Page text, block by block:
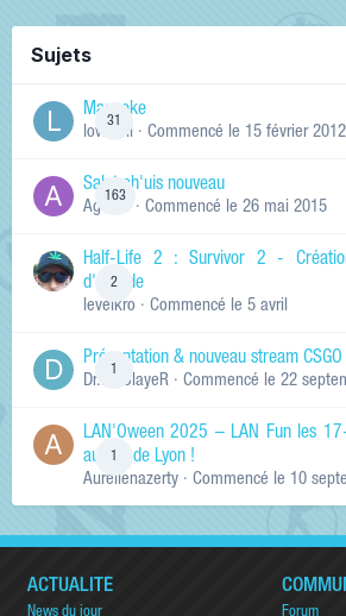
Sujets
31
Manneke
lowskill · Commencé le 15 février 2012
163
Salut ch'uis nouveau
Ag0Nie · Commencé le 26 mai 2015
2
Half-Life 2 : Survivor 2 -
d'arcade
levelkro · Commencé le 5 avril
Présentation & nouveau stream CSGO
Dr.KinSlayeR · Commencé le 22
LAN'Oween 2025 – LAN Fun les
au sud de Lyon !
Aurelienazerty · Commencé le 10
ACTUALITÉ